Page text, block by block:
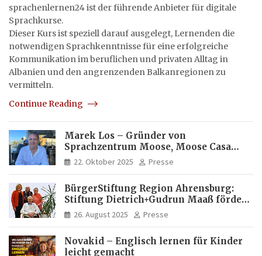
sprachenlernen24 ist der führende Anbieter für digitale
Sprachkurse.
Dieser Kurs ist speziell darauf ausgelegt, Lernenden die
notwendigen Sprachkenntnisse für eine erfolgreiche
Kommunikation im beruflichen und privaten Alltag in
Albanien und den angrenzenden Balkanregionen zu
vermitteln.
Continue Reading
Marek Los – Gründer von
Sprachzentrum Moose, Moose Casa
Italia und Apartamento Brasil |
Internationaler Experte für Bildung
22. Oktober 2025 Presse
BürgerStiftung Region Ahrensburg:
Stiftung Dietrich+Gudrun Maaß fördert
Deutschkenntnisse von Frauen
26. August 2025 Presse
Novakid – Englisch lernen für Kinder
leicht gemacht